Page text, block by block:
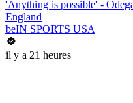
'Anything is possible' -
England
beIN SPORTS USA
il y a 21 heures